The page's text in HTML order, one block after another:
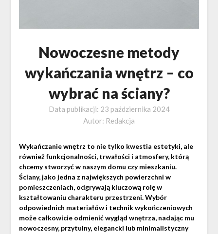
Nowoczesne metody
wykańczania wnętrz – co
wybrać na ściany?
Data publikacji: 23 października 2024
Autor: Redakcja
Wykańczanie wnętrz to nie tylko kwestia estetyki, ale
również funkcjonalności, trwałości i atmosfery, którą
chcemy stworzyć w naszym domu czy mieszkaniu.
Ściany, jako jedna z największych powierzchni w
pomieszczeniach, odgrywają kluczową rolę w
kształtowaniu charakteru przestrzeni. Wybór
odpowiednich materiałów i technik wykończeniowych
może całkowicie odmienić wygląd wnętrza, nadając mu
nowoczesny, przytulny, elegancki lub minimalistyczny